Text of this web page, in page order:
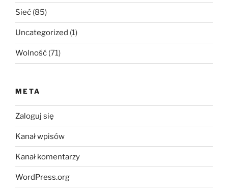
Sieć (85)
Uncategorized (1)
Wolność (71)
META
Zaloguj się
Kanał wpisów
Kanał komentarzy
WordPress.org